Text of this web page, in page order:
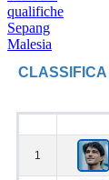
qualifiche
Sepang
Malesia